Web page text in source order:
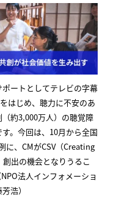
ートとしてテレビの字幕
はじめ、聴力に不安のあ
約3,000万人）の聴覚障
。今回は、10月から全国
に、CMがCSV（Creating
出の機会となりうるこ
法人インフォメーショ
浩）